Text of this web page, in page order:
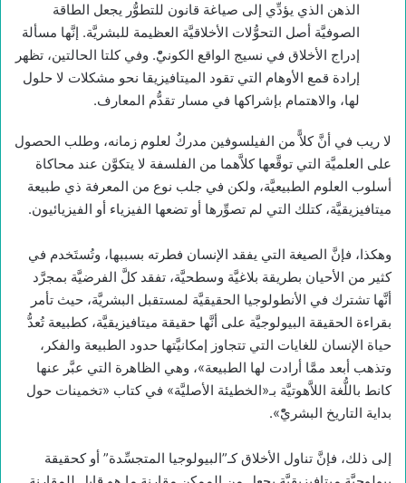
الذهن الذي يؤدِّي إلى صياغة قانون للتطوُّر يجعل الطاقة
الصوفيَّة أصل التحوُّلات الأخلاقيَّة العظيمة للبشريَّة. إنَّها مسألة
إدراج الأخلاق في نسيج الواقع الكونيّْ. وفي كلتا الحالتين، تظهر
إرادة قمع الأوهام التي تقود الميتافيزيقا نحو مشكلات لا حلول
لها، والاهتمام بإشراكها في مسار تقدُّم المعارف.
لا ريب في أنَّ كلاًّ من الفيلسوفين مدركٌ لعلوم زمانه، وطلب الحصول
على العلميَّة التي توقَّعها كلاَّهما من الفلسفة لا يتكوَّن عند محاكاة
أسلوب العلوم الطبيعيَّة، ولكن في جلب نوع من المعرفة ذي طبيعة
ميتافيزيقيَّة، كتلك التي لم تصوِّرها أو تضعها الفيزياء أو الفيزيائيون.
وهكذا، فإنَّ الصيغة التي يفقد الإنسان فطرته بسببها، وتُستَخدم في
كثير من الأحيان بطريقة بلاغيَّة وسطحيَّة، تفقد كلَّ الفرضيَّة بمجرَّد
أنَّها تشترك في الأنطولوجيا الحقيقيَّة لمستقبل البشريَّة، حيث تأمر
بقراءة الحقيقة البيولوجيَّة على أنَّها حقيقة ميتافيزيقيَّة، كطبيعة تُعدُّ
حياة الإنسان للغايات التي تتجاوز إمكانيَّتها حدود الطبيعة والفكر،
وتذهب أبعد ممَّا أرادت لها الطبيعة»، وهي الظاهرة التي عبَّر عنها
كانط باللُّغة اللاَّهوتيَّة بـ«الخطيئة الأصليَّة» في كتاب «تخمينات حول
بداية التاريخ البشريّْ».
إلى ذلك، فإنَّ تناول الأخلاق كـ”البيولوجيا المتجسِّدة” أو كحقيقة